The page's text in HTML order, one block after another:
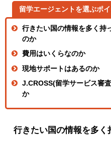
留学エージェントを選ぶポイ
行きたい国の情報を多く持
のか
費用はいくらなのか
現地サポートはあるのか
J.CROSS(留学サービス審
か
行きたい国の情報を多く